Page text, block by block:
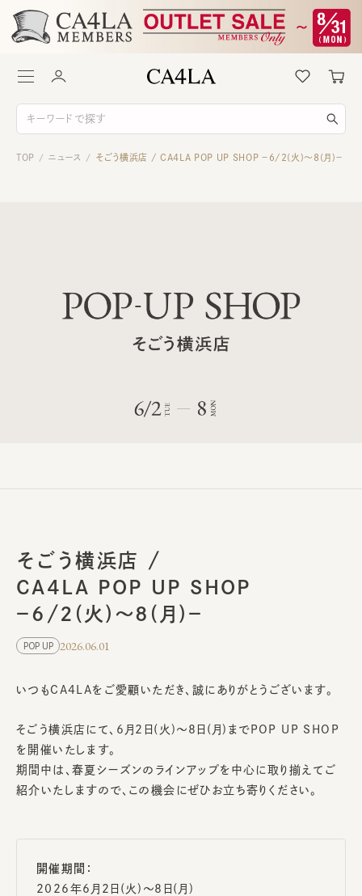
TOP / ニュース / そごう横浜店 / CA4LA POP UP SHOP －6/2(火)～8(月)－
そごう横浜店 /
CA4LA POP UP SHOP
－6/2(火)～8(月)－
POP UP 2026.06.01
いつもCA4LAをご愛顧いただき、誠にありがとうございます。
そごう横浜店にて、6月2日(火)～8日(月)までPOP UP SHOP
を開催いたします。
期間中は、春夏シーズンのラインアップを中心に取り揃えてご
紹介いたしますので、この機会にぜひお立ち寄りください。
開催期間：
2026年6月2日(火)～8日(月)